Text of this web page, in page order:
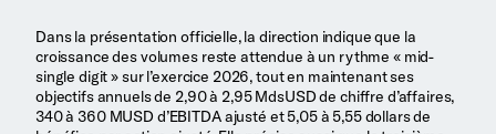
Dans la présentation officielle, la direction indique que la
croissance des volumes reste attendue à un rythme « mid-
single digit » sur l’exercice 2026, tout en maintenant ses
objectifs annuels de 2,90 à 2,95 MdsUSD de chiffre d’affaires,
340 à 360 MUSD d’EBITDA ajusté et 5,05 à 5,55 dollars de